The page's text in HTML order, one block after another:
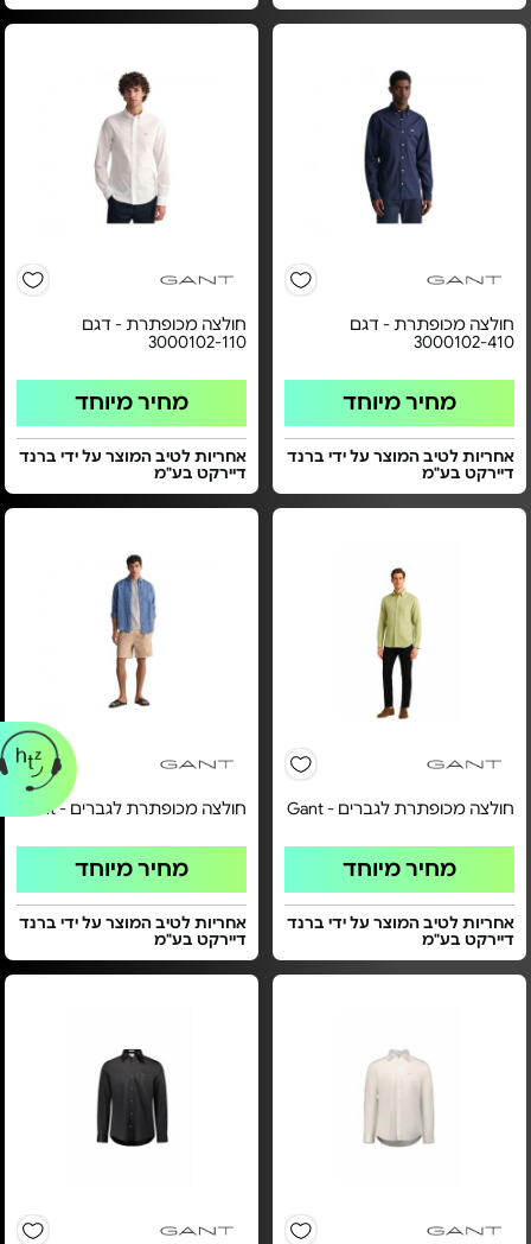
חולצה מכופתרת - דגם
3000102-410
מחיר מיוחד
אחריות לטיב המוצר על ידי ברנד
דיירקט בע"מ
חולצה מכופתרת - דגם
3000102-110
מחיר מיוחד
אחריות לטיב המוצר על ידי ברנד
דיירקט בע"מ
חולצה מכופתרת לגברים - Gant
מחיר מיוחד
אחריות לטיב המוצר על ידי ברנד
דיירקט בע"מ
חולצה מכופתרת לגברים - Gant
מחיר מיוחד
אחריות לטיב המוצר על ידי ברנד
דיירקט בע"מ